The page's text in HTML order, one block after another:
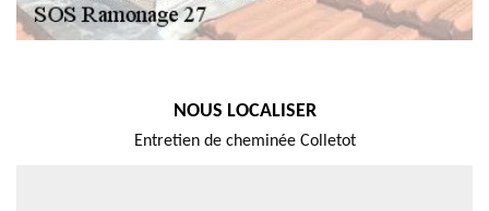
NOUS LOCALISER
Entretien de cheminée Colletot